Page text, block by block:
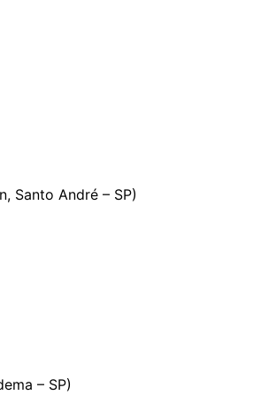
Santo André – SP)
– SP)